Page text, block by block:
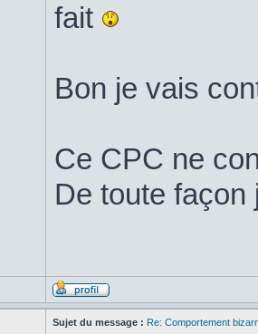
fait
Bon je vais
Ce CPC ne
De toute façon
Sujet du message : Re: Comportement